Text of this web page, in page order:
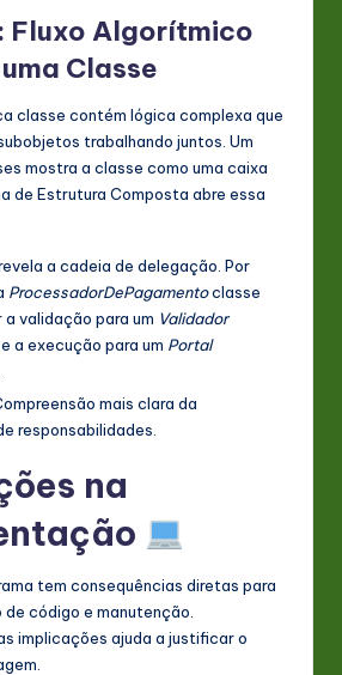
Fluxo Algorítmico
Classe
classe contém lógica complexa que
trabalhando juntos. Um
mostra a classe como uma caixa
de Estrutura Composta abre essa
a cadeia de delegação. Por
ProcessadorDePagamentoclasse
validação para um Validador
a execução para um Portal
mais clara da
responsabilidades.
na
tem consequências diretas para
código e manutenção.
implicações ajuda a justificar o